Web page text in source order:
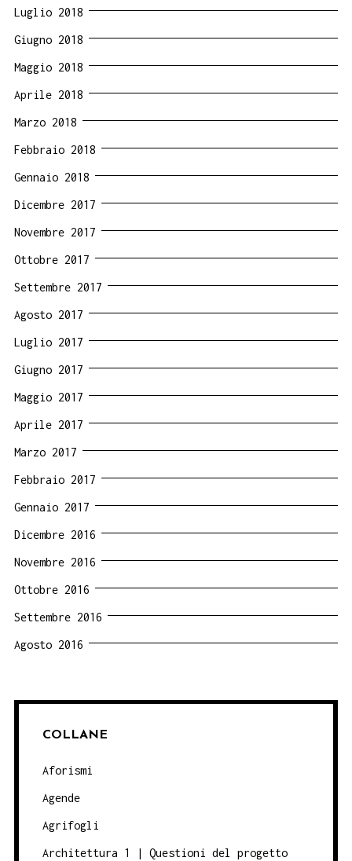
Luglio 2018
Giugno 2018
Maggio 2018
Aprile 2018
Marzo 2018
Febbraio 2018
Gennaio 2018
Dicembre 2017
Novembre 2017
Ottobre 2017
Settembre 2017
Agosto 2017
Luglio 2017
Giugno 2017
Maggio 2017
Aprile 2017
Marzo 2017
Febbraio 2017
Gennaio 2017
Dicembre 2016
Novembre 2016
Ottobre 2016
Settembre 2016
Agosto 2016
COLLANE
Aforismi
Agende
Agrifogli
Architettura 1 | Questioni del progetto